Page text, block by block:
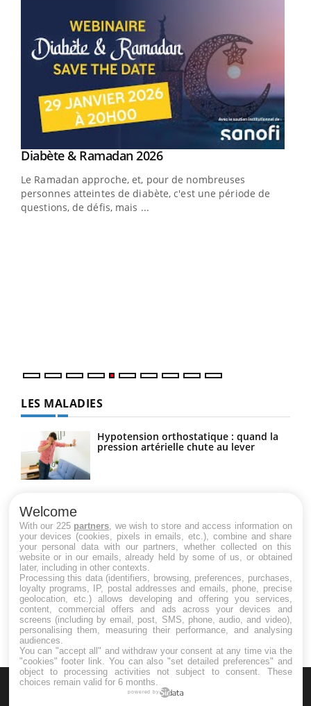
Youtube
Diabète & Ramadan 2026Youtube
Le Ramadan approche, et, pour de nombreuses
personnes atteintes de diabète, c'est une période de
questions, de défis, mais ...
Youtube
Un « jumeau numérique » pour faciliter l’accès
Un établissement lié à un groupe mutualiste innove en
matière de bilan de santé : l'utilisation d'un « jumeau
LES MALADIES
Hypotension orthostatique : quand la
pression artérielle chute au lever
Maladie de Charcot (Sclérose latérale
amyotrophique)
Welcome
With our 225 partners , we wish to store and access information on
your devices (cookies, pixels in emails, etc.), combine and share
your personal data with our partners, whether collected on this
website or in our emails, already held by some of us, or obtained
later, including in other contexts.
Processing this data (identifiers, browsing, preferences, purchases,
loyalty programs, IP, postal addresses and emails, phone, precise
geolocation, etc.) allows developing and offering you services,
content, commercial offers and ads across your devices and
screens (including by email, post, SMS, phone, audio, and video),
personalising them, measuring their performance, and analysing
audiences.
You can "accept all" and withdraw your consent at any time via the
"cookies" footer link . You can also "set detailed preferences" and
object to processing activities not subject to consent. These
choices remain valid for 6 months.
powered by